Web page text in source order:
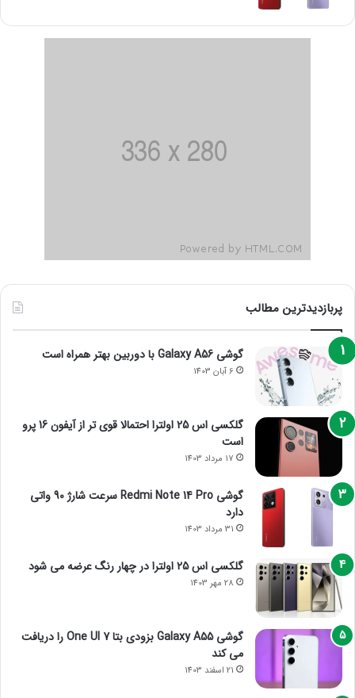
پربازدیدترین مطالب
گوشی Galaxy A56 با دوربین بهتر همراه است
6 آبان 1403
گلکسی اس 25 اولترا احتمالا قوی تر از آیفون 16 پرو
است
17 مرداد 1403
گوشی Redmi Note 14 Pro سرعت شارژ 90 واتی
دارد
31 مرداد 1403
گلکسی اس 25 اولترا در چهار رنگ عرضه می شود
28 مهر 1403
گوشی Galaxy A55 بزودی بتا One UI 7 را دریافت
می کند
21 اسفند 1403